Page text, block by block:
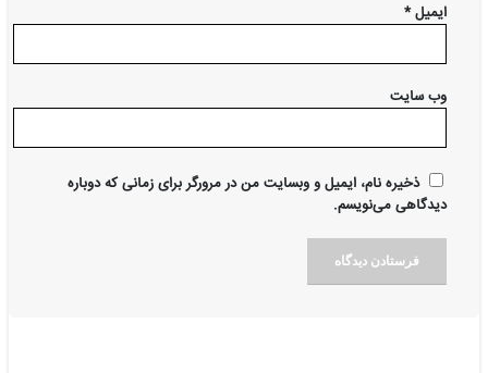
ایمیل*
وب‌ سایت
ذخیره نام، ایمیل و وبسایت من در مرورگر برای زمانی که دوباره
دیدگاهی می‌نویسم.